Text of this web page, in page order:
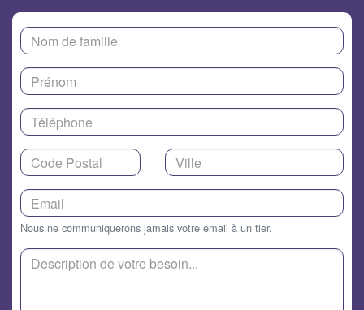
Nous ne communiquerons jamais votre email à un tier.